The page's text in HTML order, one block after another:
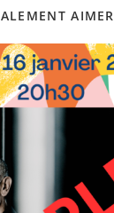
AIMER